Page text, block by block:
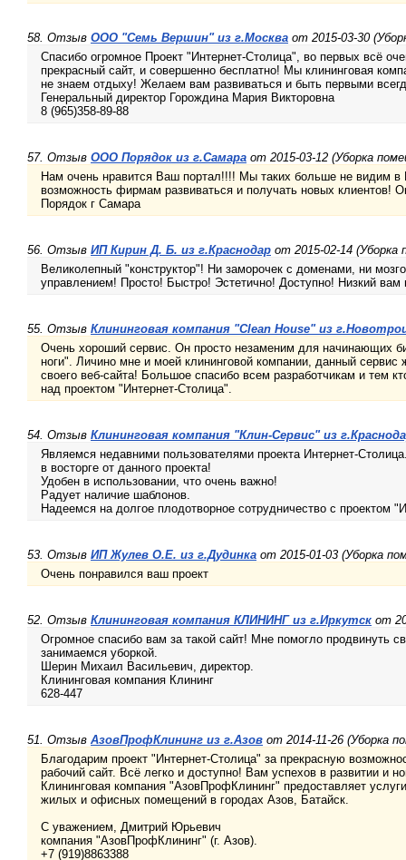
58. Отзыв ООО "Семь Вершин" из г.Москва от 2015-03-30
Спасибо огромное Проект "Интернет-Столица", во первых всё
прекрасный сайт, и совершенно бесплатно! Мы клининговая
не знаем отдыху! Желаем вам развиваться и быть первыми
Генеральный директор Горождина Мария Викторовна
8 (965)358-89-88
57. Отзыв ООО Порядок из г.Самара от 2015-03-12 (Уборка
Нам очень нравится Ваш портал!!!! Мы таких больше не видим в
возможность фирмам развиваться и получать новых
Порядок г Самара
56. Отзыв ИП Кирин Д. Б. из г.Краснодар от 2015-02-14 (Уборка
Великолепный "конструктор"! Ни заморочек с доменами, ни
управлением! Просто! Быстро! Эстетично! Доступно! Низкий вам
55. Отзыв Клининговая компания "Сlean House" из
Очень хороший сервис. Он просто незаменим для начинающих
ноги". Личино мне и моей клининговой компании, данный сервис
своего веб-сайта! Большое спасибо всем разработчикам и тем
над проектом "Интернет-Столица".
54. Отзыв Клининговая компания "Клин-Сервис" из
Являемся недавними пользователями проекта Интернет-
в восторге от данного проекта!
Удобен в использовании, что очень важно!
Радует наличие шаблонов.
Надеемся на долгое плодотворное сотрудничество с проектом
53. Отзыв ИП Жулев О.Е. из г.Дудинка от 2015-01-03 (Уборка
Очень понравился ваш проект
52. Отзыв Клининговая компания КЛИНИНГ из г.Иркутск от
Огромное спасибо вам за такой сайт! Мне помогло продвинуть
занимаемся уборкой.
Шерин Михаил Васильевич, директор.
Клининговая компания Клининг
628-447
51. Отзыв АзовПрофКлининг из г.Азов от 2014-11-26 (Уборка
Благодарим проект "Интернет-Столица" за прекрасную
рабочий сайт. Всё легко и доступно! Вам успехов в развитии и
Клининговая компания "АзовПрофКлининг" предоставляет
жилых и офисных помещений в городах Азов, Батайск.
С уважением, Дмитрий Юрьевич
компания "АзовПрофКлининг" (г. Азов).
+7 (919)8863388